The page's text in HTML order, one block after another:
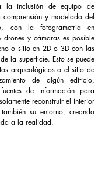
la inclusión de equipo de
y modelado del
con la fotogrametría en
y cámaras es posible
o sitio en 2D o 3D con las
la superficie. Esto se puede
arqueológicos o el sitio de
de algún edificio,
de información para
reconstruir el interior
su entorno, creando
a la realidad.